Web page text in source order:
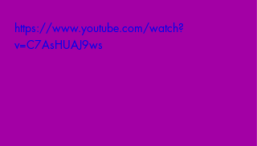
https://www.youtube.com/watch?
v=C7AsHUAJ9ws